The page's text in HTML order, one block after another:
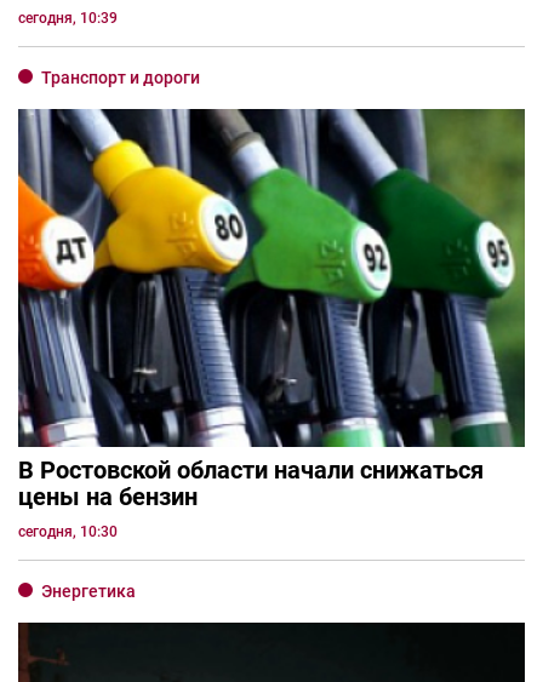
сегодня, 10:39
Транспорт и дороги
В Ростовской области начали снижаться
цены на бензин
сегодня, 10:30
Энергетика